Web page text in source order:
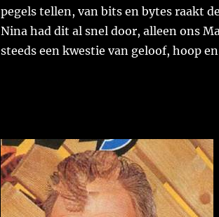
pegels tellen, van bits en bytes raakt
Nina had dit al snel door, alleen ons
steeds een kwestie van geloof, hoop